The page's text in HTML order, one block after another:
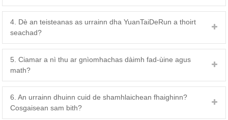
4. Dè an teisteanas as urrainn dha YuanTaiDeRun a thoirt
seachad?
5. Ciamar a nì thu ar gnìomhachas dàimh fad-ùine agus
math?
6. An urrainn dhuinn cuid de shamhlaichean fhaighinn?
Cosgaisean sam bith?